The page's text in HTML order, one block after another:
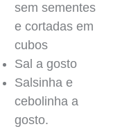
sem sementes
e cortadas em
cubos
Sal a gosto
Salsinha e
cebolinha a
gosto.